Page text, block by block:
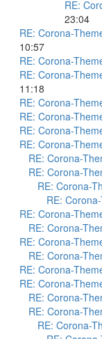
RE:
23:04
RE: Corona-
10:57
RE: Corona-
RE: Corona-
11:18
RE: Corona-
RE: Corona-
RE: Corona-
RE: Corona-
RE: Corona-
RE: Corona-
RE: Corona-
RE:
RE: Corona-
RE: Corona-
RE: Corona-
RE: Corona-
RE: Corona-
RE: Corona-
RE: Corona-
RE: Corona-
RE: Corona-